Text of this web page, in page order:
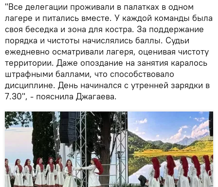
"Все делегации проживали в палатках в одном
лагере и питались вместе. У каждой команды была
своя беседка и зона для костра. За поддержание
порядка и чистоты начислялись баллы. Судьи
ежедневно осматривали лагеря, оценивая чистоту
территории. Даже опоздание на занятия каралось
штрафными баллами, что способствовало
дисциплине. День начинался с утренней зарядки в
7.30", - пояснила Джагаева.